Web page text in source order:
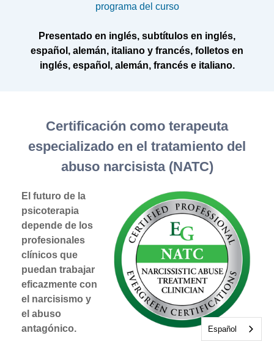
programa del curso
Presentado en inglés, subtítulos en inglés,
español, alemán, italiano y francés, folletos en
inglés, español, alemán, francés e italiano.
Certificación como terapeuta
especializado en el tratamiento del
abuso narcisista (NATC)
El futuro de la
psicoterapia
depende de los
profesionales
clínicos que
puedan trabajar
eficazmente con
el narcisismo y
el abuso
antagónico.
Español